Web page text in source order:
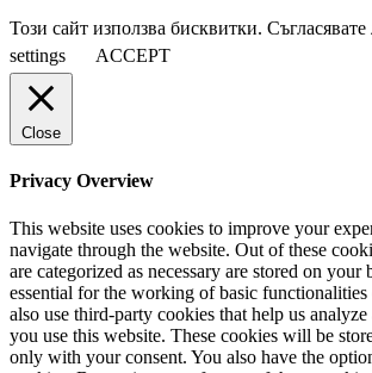
Този сайт използва бисквитки. Съгласявате
settings
ACCEPT
Close
Privacy Overview
This website uses cookies to improve your
navigate through the website. Out of these
are categorized as necessary are stored on your
essential for the working of basic
also use third-party cookies that help us
you use this website. These cookies will be
only with your consent. You also have the